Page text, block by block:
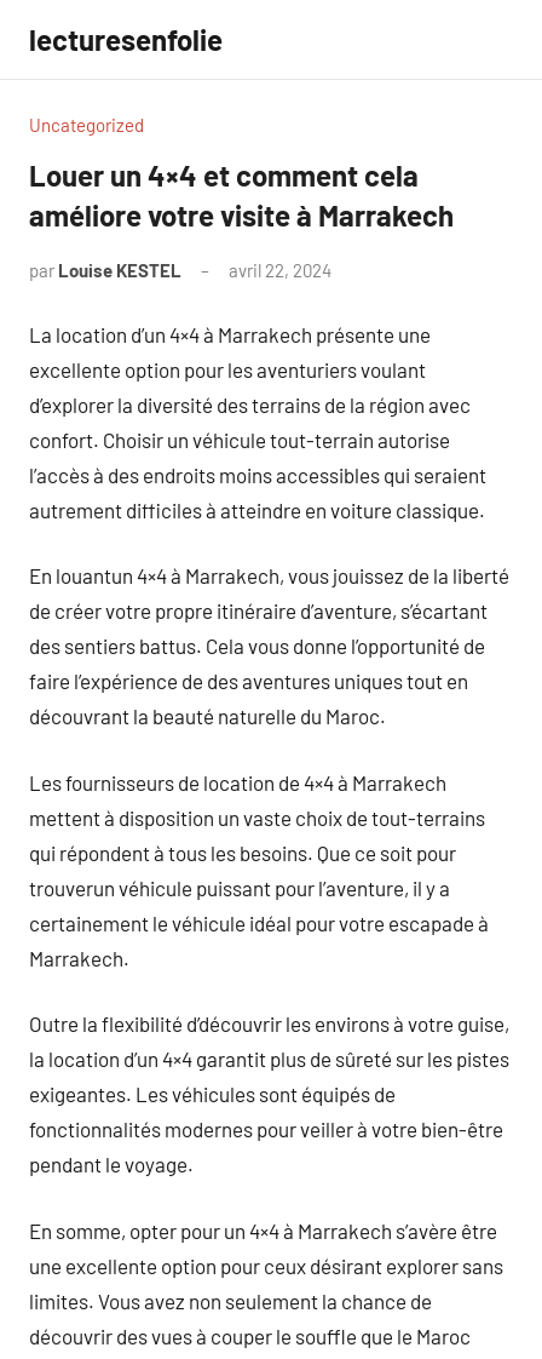
contenu
lecturesenfolie
Uncategorized
Louer un 4×4 et comment cela
améliore votre visite à Marrakech
par Louise KESTEL avril 22, 2024
La location d’un 4×4 à Marrakech présente une
excellente option pour les aventuriers voulant
d’explorer la diversité des terrains de la région avec
confort. Choisir un véhicule tout-terrain autorise
l’accès à des endroits moins accessibles qui seraient
autrement difficiles à atteindre en voiture classique.
En louantun 4×4 à Marrakech, vous jouissez de la liberté
de créer votre propre itinéraire d’aventure, s’écartant
des sentiers battus. Cela vous donne l’opportunité de
faire l’expérience de des aventures uniques tout en
découvrant la beauté naturelle du Maroc.
Les fournisseurs de location de 4×4 à Marrakech
mettent à disposition un vaste choix de tout-terrains
qui répondent à tous les besoins. Que ce soit pour
trouverun véhicule puissant pour l’aventure, il y a
certainement le véhicule idéal pour votre escapade à
Marrakech.
Outre la flexibilité d’découvrir les environs à votre guise,
la location d’un 4×4 garantit plus de sûreté sur les pistes
exigeantes. Les véhicules sont équipés de
fonctionnalités modernes pour veiller à votre bien-être
pendant le voyage.
En somme, opter pour un 4×4 à Marrakech s’avère être
une excellente option pour ceux désirant explorer sans
limites. Vous avez non seulement la chance de
découvrir des vues à couper le souffle que le Maroc